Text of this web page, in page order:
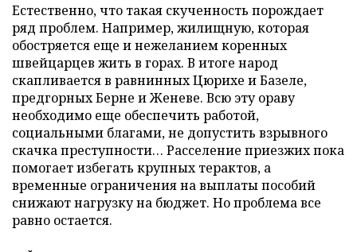
Естественно, что такая скученность порождает
ряд проблем. Например, жилищную, которая
обостряется еще и нежеланием коренных
швейцарцев жить в горах. В итоге народ
скапливается в равнинных Цюрихе и Базеле,
предгорных Берне и Женеве. Всю эту ораву
необходимо еще обеспечить работой,
социальными благами, не допустить взрывного
скачка преступности… Расселение приезжих пока
помогает избегать крупных терактов, а
временные ограничения на выплаты пособий
снижают нагрузку на бюджет. Но проблема все
равно остается.